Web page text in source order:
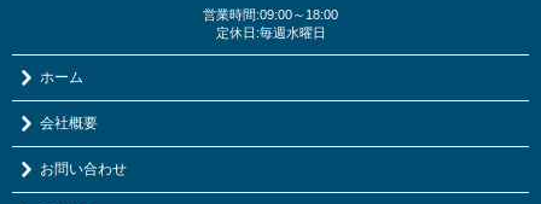
営業時間:09:00～18:00
定休日:毎週水曜日
ホーム
会社概要
お問い合わせ